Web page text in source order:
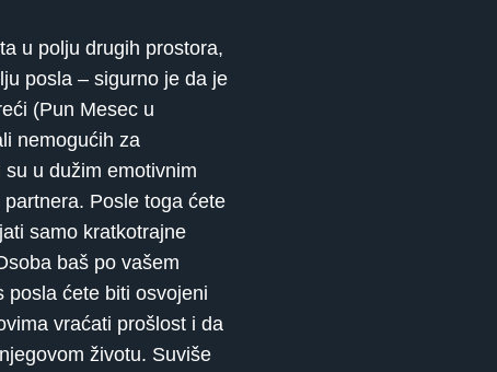
u polju drugih prostora,
posla – sigurno je da je
(Pun Mesec u
nemogućih za
u dužim emotivnim
Posle toga ćete
samo kratkotrajne
baš po vašem
ćete biti osvojeni
vraćati prošlost i da
životu. Suviše